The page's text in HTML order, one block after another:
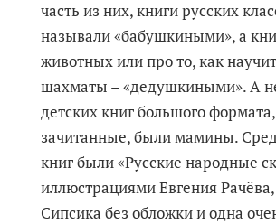
часть из них, книги русских
называли «бабушкиными», а
животных или про то, как
шахматы – «дедушкиными». А
детских книг большого
зачитанные, были мамины.
книг были «Русские народные
иллюстрациями Евгения
Сипсика без обложки и одна